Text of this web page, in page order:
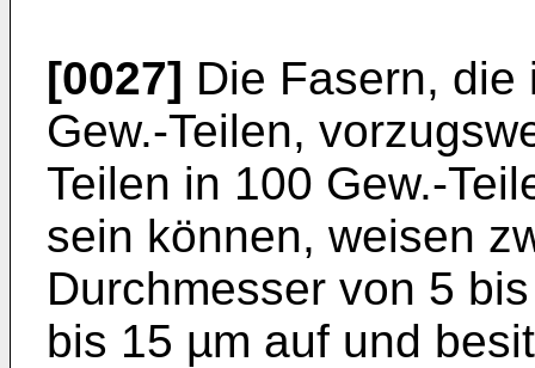
[0027] Die Fasern,
Gew.-Teilen,
Teilen in 100 Gew.-
sein können, weisen
Durchmesser von 5
bis 15 µm auf und